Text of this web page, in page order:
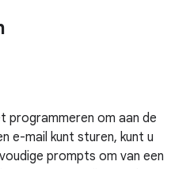
programmeren om aan de
e-mail kunt sturen, kunt u
prompts om van een